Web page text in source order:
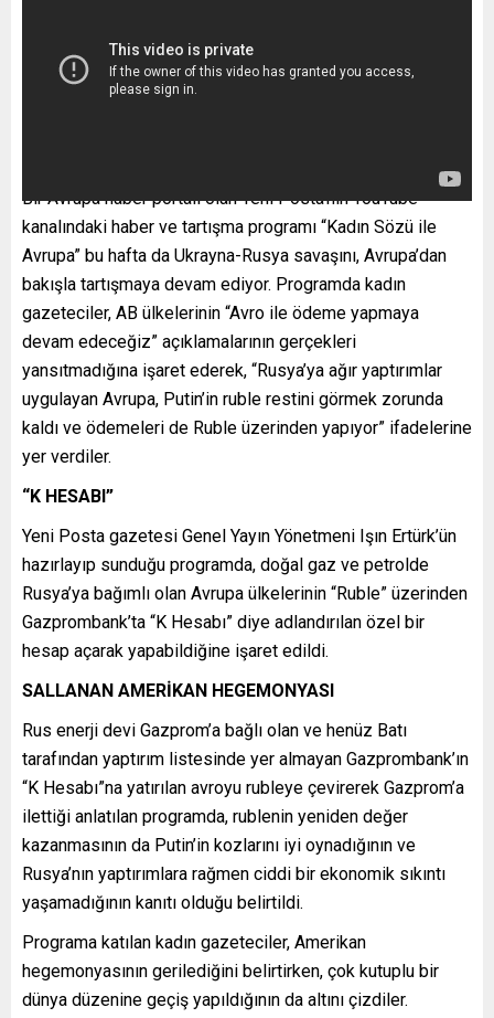
Bir Avrupa haber portalı olan Yeni Posta’nın YouTube
kanalındaki haber ve tartışma programı “Kadın Sözü ile
Avrupa” bu hafta da Ukrayna-Rusya savaşını, Avrupa’dan
bakışla tartışmaya devam ediyor. Programda kadın
gazeteciler, AB ülkelerinin “Avro ile ödeme yapmaya
devam edeceğiz” açıklamalarının gerçekleri
yansıtmadığına işaret ederek, “Rusya’ya ağır yaptırımlar
uygulayan Avrupa, Putin’in ruble restini görmek zorunda
kaldı ve ödemeleri de Ruble üzerinden yapıyor” ifadelerine
yer verdiler.
“K HESABI”
Yeni Posta gazetesi Genel Yayın Yönetmeni Işın Ertürk’ün
hazırlayıp sunduğu programda, doğal gaz ve petrolde
Rusya’ya bağımlı olan Avrupa ülkelerinin “Ruble” üzerinden
Gazprombank’ta “K Hesabı” diye adlandırılan özel bir
hesap açarak yapabildiğine işaret edildi.
SALLANAN AMERİKAN HEGEMONYASI
Rus enerji devi Gazprom’a bağlı olan ve henüz Batı
tarafından yaptırım listesinde yer almayan Gazprombank’ın
“K Hesabı”na yatırılan avroyu rubleye çevirerek Gazprom’a
ilettiği anlatılan programda, rublenin yeniden değer
kazanmasının da Putin’in kozlarını iyi oynadığının ve
Rusya’nın yaptırımlara rağmen ciddi bir ekonomik sıkıntı
yaşamadığının kanıtı olduğu belirtildi.
Programa katılan kadın gazeteciler, Amerikan
hegemonyasının gerilediğini belirtirken, çok kutuplu bir
dünya düzenine geçiş yapıldığının da altını çizdiler.